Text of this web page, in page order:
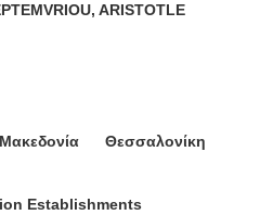
ARISTOTLE
Θεσσαλονίκη
Establishments